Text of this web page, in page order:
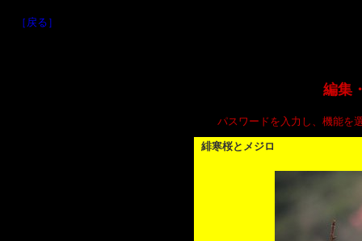
［戻る］
編集
パスワードを入力し、機能を
緋寒桜とメジロ